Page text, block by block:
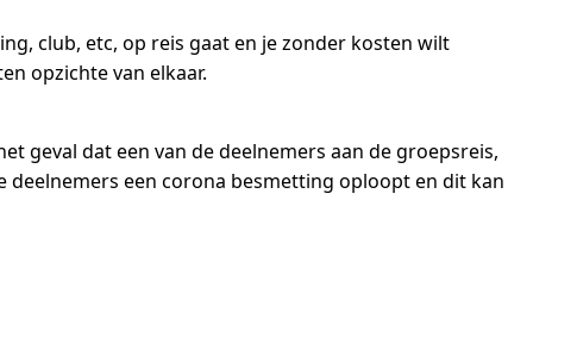
club, etc, op reis gaat en je zonder kosten wilt
opzichte van elkaar.
geval dat een van de deelnemers aan de groepsreis,
een corona besmetting oploopt en dit kan